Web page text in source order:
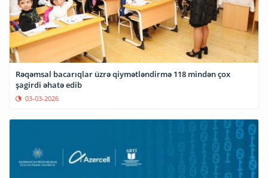
Rəqəmsal bacarıqlar üzrə qiymətləndirmə 118 mindən çox
şagirdi əhatə edib
03-03-2026